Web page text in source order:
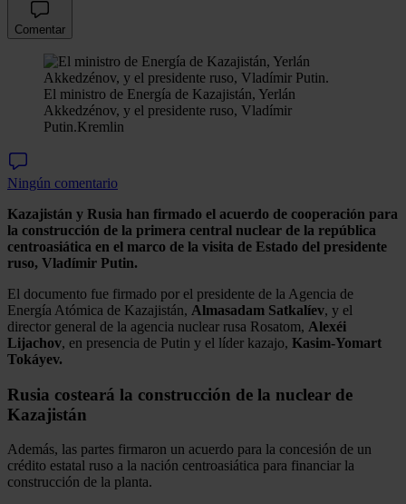
Comentar
El ministro de Energía de Kazajistán, Yerlán
Akkedzénov, y el presidente ruso, Vladímir
Putin.Kremlin
Ningún comentario
Kazajistán y Rusia han firmado el acuerdo de cooperación para
la construcción de la primera central nuclear de la república
centroasiática en el marco de la visita de Estado del presidente
ruso, Vladímir Putin.
El documento fue firmado por el presidente de la Agencia de
Energía Atómica de Kazajistán, Almasadam Satkalíev, y el
director general de la agencia nuclear rusa Rosatom, Alexéi
Lijachov, en presencia de Putin y el líder kazajo, Kasim-Yomart
Tokáyev.
Rusia costeará la construcción de la nuclear de
Kazajistán
Además, las partes firmaron un acuerdo para la concesión de un
crédito estatal ruso a la nación centroasiática para financiar la
construcción de la planta.